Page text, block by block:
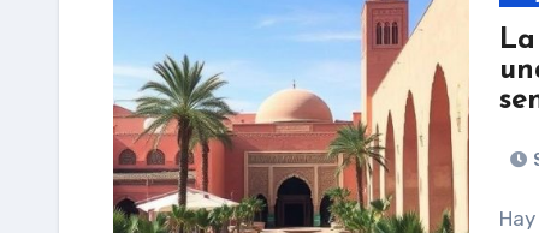
Hay momentos en la vida en los que miramos